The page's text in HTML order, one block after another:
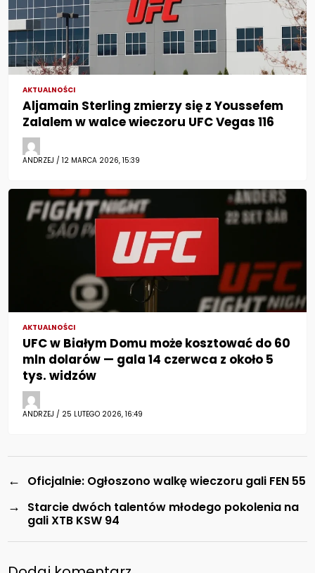
AKTUALNOŚCI
Aljamain Sterling zmierzy się z Youssefem
Zalalem w walce wieczoru UFC Vegas 116
ANDRZEJ / 12 MARCA 2026, 15:39
AKTUALNOŚCI
UFC w Białym Domu może kosztować do 60
mln dolarów — gala 14 czerwca z około 5
tys. widzów
ANDRZEJ / 25 LUTEGO 2026, 16:49
← Oficjalnie: Ogłoszono walkę wieczoru gali FEN 55
→
Starcie dwóch talentów młodego pokolenia na
gali XTB KSW 94